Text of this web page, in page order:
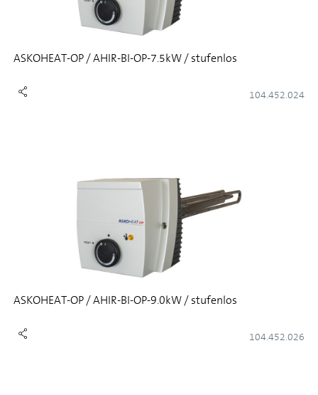
ASKOHEAT-OP / AHIR-BI-OP-7.5kW / stufenlos
104.452.024
ASKOHEAT-OP / AHIR-BI-OP-9.0kW / stufenlos
104.452.026